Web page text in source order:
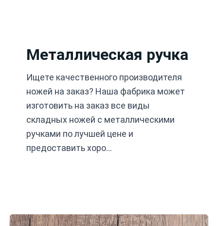
Металлическая ручка
Ищете качественного производителя
ножей на заказ? Наша фабрика может
изготовить на заказ все виды
складных ножей с металлическими
ручками по лучшей цене и
предоставить хоро…